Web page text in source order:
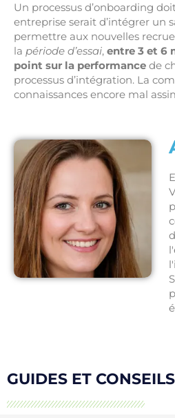
Un processus d’onboarding
entreprise serait d’intégrer un
permettre aux nouvelles
la période d’essai, entre 3 et 6
point sur la performance de
processus d’intégration. La
connaissances encore mal
GUIDES ET CONSEILS